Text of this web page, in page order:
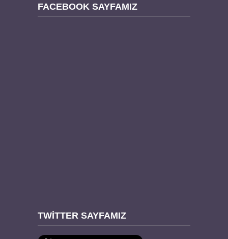
FACEBOOK SAYFAMIZ
TWITTER SAYFAMIZ